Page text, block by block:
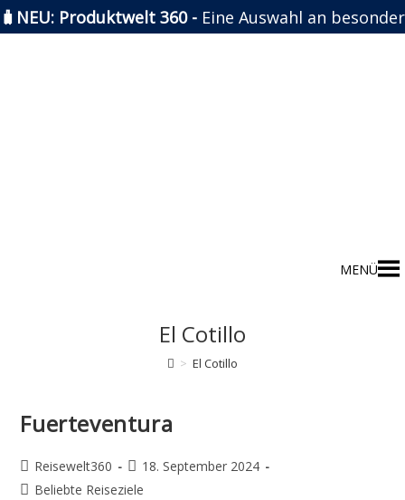
🧳NEU: Produktwelt 360 - Eine Auswahl an
MENÜ
El Cotillo
> El Cotillo
Fuerteventura
Beitrags-
Autor:
Reisewelt360
Beitrag
veröffentlicht:
18. September 2024
Beitrags-
Beliebte Reiseziele